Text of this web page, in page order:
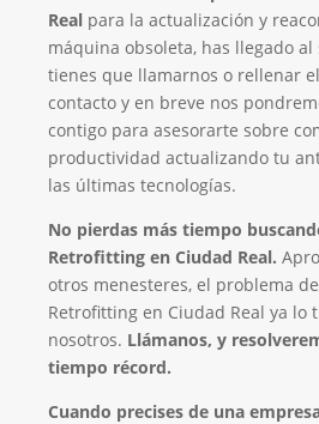
Real para la actualización y
máquina obsoleta, has llegado
tienes que llamarnos o rellenar
contacto y en breve nos
contigo para asesorarte sobre
productividad actualizando tu
las últimas tecnologías.
No pierdas más tiempo
Retrofitting en Ciudad Real.
otros menesteres, el problema
Retrofitting en Ciudad Real ya lo
nosotros. Llámanos, y
tiempo récord.
Cuando precises de una